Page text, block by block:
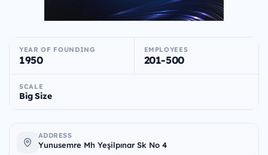
YEAR OF FOUNDING
1950
EMPLOYEES
201-500
SCALE
Big Size
ADDRESS
Yunusemre Mh Yeşilpınar Sk No 4